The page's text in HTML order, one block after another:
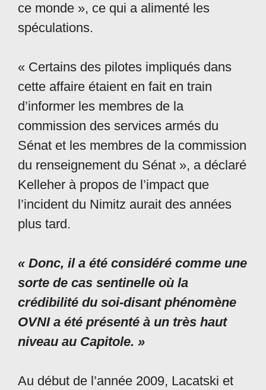
ce monde », ce qui a alimenté les
spéculations.
« Certains des pilotes impliqués dans
cette affaire étaient en fait en train
d’informer les membres de la
commission des services armés du
Sénat et les membres de la commission
du renseignement du Sénat », a déclaré
Kelleher à propos de l’impact que
l’incident du Nimitz aurait des années
plus tard.
« Donc, il a été considéré comme une
sorte de cas sentinelle où la
crédibilité du soi-disant phénomène
OVNI a été présenté à un très haut
niveau au Capitole. »
Au début de l’année 2009, Lacatski et